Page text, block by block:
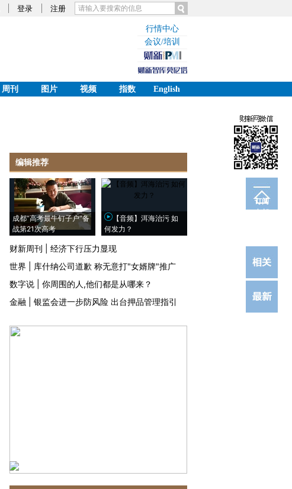
登录 注册
行情中心
会议/培训
周刊 图片 视频 指数
English
订阅
电邮
编辑推荐
成都“高考最牛钉子户”备
战第21次高考
【音频】洱海治污 如
何发力？
财新周刊
经济下行压力显现
世界
库什纳公司道歉 称无意打"女婿牌"推广
数字说
你周围的人,他们都是从哪来？
金融
银监会进一步防风险 出台押品管理指引